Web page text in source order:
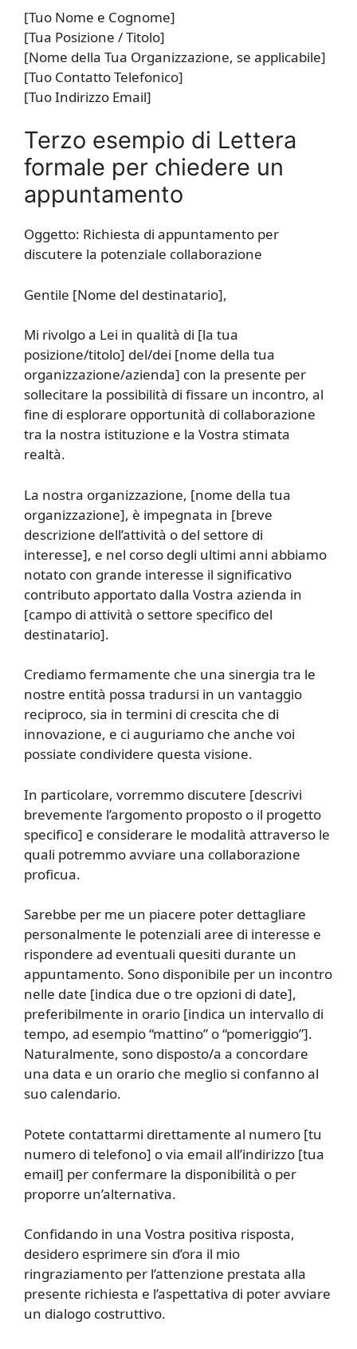
[Tuo Nome e Cognome]
[Tua Posizione / Titolo]
[Nome della Tua Organizzazione, se applicabile]
[Tuo Contatto Telefonico]
[Tuo Indirizzo Email]
Terzo esempio di Lettera
formale per chiedere un
appuntamento
Oggetto: Richiesta di appuntamento per
discutere la potenziale collaborazione
Gentile [Nome del destinatario],
Mi rivolgo a Lei in qualità di [la tua
posizione/titolo] del/dei [nome della tua
organizzazione/azienda] con la presente per
sollecitare la possibilità di fissare un incontro, al
fine di esplorare opportunità di collaborazione
tra la nostra istituzione e la Vostra stimata
realtà.
La nostra organizzazione, [nome della tua
organizzazione], è impegnata in [breve
descrizione dell’attività o del settore di
interesse], e nel corso degli ultimi anni abbiamo
notato con grande interesse il significativo
contributo apportato dalla Vostra azienda in
[campo di attività o settore specifico del
destinatario].
Crediamo fermamente che una sinergia tra le
nostre entità possa tradursi in un vantaggio
reciproco, sia in termini di crescita che di
innovazione, e ci auguriamo che anche voi
possiate condividere questa visione.
In particolare, vorremmo discutere [descrivi
brevemente l’argomento proposto o il progetto
specifico] e considerare le modalità attraverso le
quali potremmo avviare una collaborazione
proficua.
Sarebbe per me un piacere poter dettagliare
personalmente le potenziali aree di interesse e
rispondere ad eventuali quesiti durante un
appuntamento. Sono disponibile per un incontro
nelle date [indica due o tre opzioni di date],
preferibilmente in orario [indica un intervallo di
tempo, ad esempio “mattino” o “pomeriggio”].
Naturalmente, sono disposto/a a concordare
una data e un orario che meglio si confanno al
suo calendario.
Potete contattarmi direttamente al numero [tu
numero di telefono] o via email all’indirizzo [tua
email] per confermare la disponibilità o per
proporre un’alternativa.
Confidando in una Vostra positiva risposta,
desidero esprimere sin d’ora il mio
ringraziamento per l’attenzione prestata alla
presente richiesta e l’aspettativa di poter avviare
un dialogo costruttivo.